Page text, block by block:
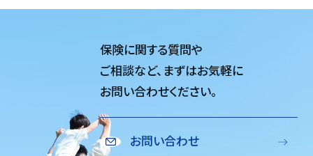
保険に関する質問や
ご相談など、 まずはお気軽に
お問い合わせください。
お問い合わせ